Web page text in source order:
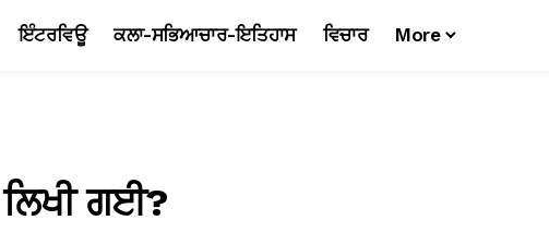
ਇੰਟਰਵਿਊ ਕਲਾ-ਸਭਿਆਚਾਰ-ਇਤਿਹਾਸ ਵਿਚਾਰ More
ਲਿਖੀ ਗਈ?